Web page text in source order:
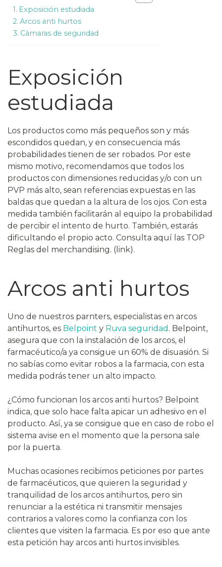
Exposición estudiada
Arcos anti hurtos
Cámaras de seguridad
Exposición
estudiada
Los productos como más pequeños son y más
escondidos quedan, y en consecuencia más
probabilidades tienen de ser robados. Por este
mismo motivo, recomendamos que todos los
productos con dimensiones reducidas y/o con un
PVP más alto, sean referencias expuestas en las
baldas que quedan a la altura de los ojos. Con esta
medida también facilitarán al equipo la probabilidad
de percibir el intento de hurto. También, estarás
dificultando el propio acto. Consulta aquí las TOP
Reglas del merchandising. (link).
Arcos anti hurtos
Uno de nuestros parnters, especialistas en arcos
antihurtos, es Belpoint y Ruva seguridad . Belpoint,
asegura que con la instalación de los arcos, el
farmacéutico/a ya consigue un 60% de disuasión. Si
no sabías como evitar robos a la farmacia, con esta
medida podrás tener un alto impacto.
¿Cómo funcionan los arcos anti hurtos? Belpoint
indica, que solo hace falta apicar un adhesivo en el
producto. Así, ya se consigue que en caso de robo el
sistema avise en el momento que la persona sale
por la puerta.
Muchas ocasiones recibimos peticiones por partes
de farmacéuticos, que quieren la seguridad y
tranquilidad de los arcos antihurtos, pero sin
renunciar a la estética ni transmitir mensajes
contrarios a valores como la confianza con los
clientes que visiten la farmacia. Es por eso que ante
esta petición hay arcos anti hurtos invisibles.